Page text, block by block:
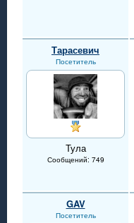
Тарасевич
Посетитель
Тула
Сообщений: 749
GAV
Посетитель